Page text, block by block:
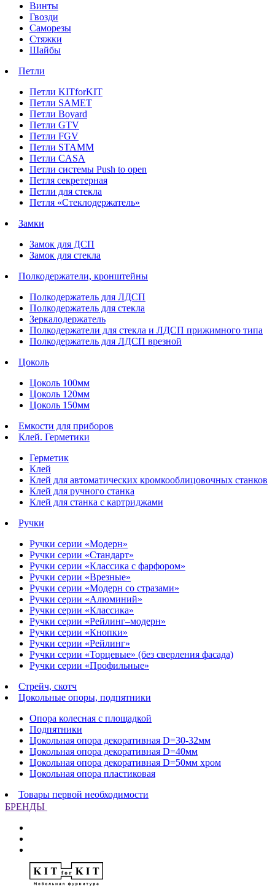
Винты
Гвозди
Саморезы
Стяжки
Шайбы
Петли
Петли KITforKIT
Петли SAMET
Петли Boyard
Петли GTV
Петли FGV
Петли STAMM
Петли CASA
Петли системы Push to open
Петля секретерная
Петли для стекла
Петля «Стеклодержатель»
Замки
Замок для ДСП
Замок для стекла
Полкодержатели, кронштейны
Полкодержатель для ЛДСП
Полкодержатель для стекла
Зеркалодержатель
Полкодержатели для стекла и ЛДСП прижимного типа
Полкодержатель для ЛДСП врезной
Цоколь
Цоколь 100мм
Цоколь 120мм
Цоколь 150мм
Емкости для приборов
Клей. Герметики
Герметик
Клей
Клей для автоматических кромкооблицовочных станков
Клей для ручного станка
Клей для станка с картриджами
Ручки
Ручки серии «Модерн»
Ручки серии «Стандарт»
Ручки серии «Классика с фарфором»
Ручки серии «Врезные»
Ручки серии «Модерн со стразами»
Ручки серии «Алюминий»
Ручки серии «Классика»
Ручки серии «Рейлинг–модерн»
Ручки серии «Кнопки»
Ручки серии «Рейлинг»
Ручки серии «Торцевые» (без сверления фасада)
Ручки серии «Профильные»
Стрейч, скотч
Цокольные опоры, подпятники
Опора колесная с площадкой
Подпятники
Цокольная опора декоративная D=30-32мм
Цокольная опора декоративная D=40мм
Цокольная опора декоративная D=50мм хром
Цокольная опора пластиковая
Товары первой необходимости
БРЕНДЫ